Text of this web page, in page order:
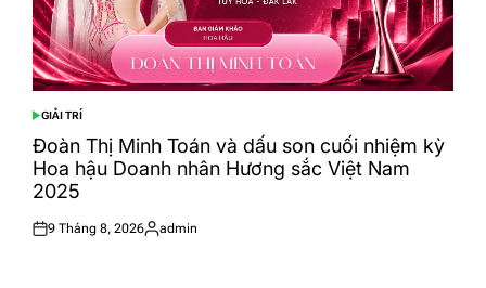
POSTED
IN
GIẢI TRÍ
Đoàn Thị Minh Toán và dấu son cuối nhiệm kỳ
Hoa hậu Doanh nhân Hương sắc Việt Nam
2025
Posted
9 Tháng 8, 2026
Posted
admin